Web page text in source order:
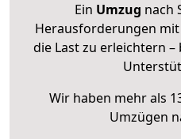
Ein Umzug nach
Herausforderungen
die Last zu erleichtern
Wir haben mehr als
Umzügen